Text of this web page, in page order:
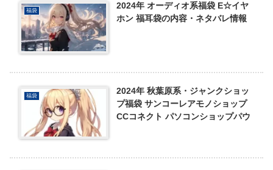
福袋
2024年 オーディオ系福袋 E☆イヤ
ホン 福耳袋の内容・ネタバレ情報
福袋
2024年 秋葉原系・ジャンクショッ
プ福袋 サンコーレアモノショップ
CCコネクト パソコンショップパウ